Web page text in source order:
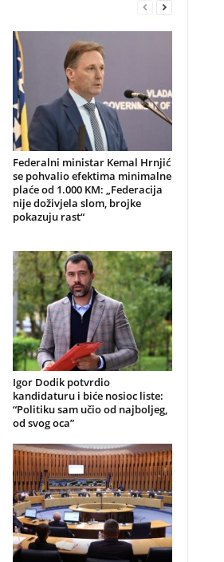
Federalni ministar Kemal Hrnjić
se pohvalio efektima minimalne
plaće od 1.000 KM: „Federacija
nije doživjela slom, brojke
pokazuju rast“
Igor Dodik potvrdio
kandidaturu i biće nosioc liste:
“Politiku sam učio od najboljeg,
od svog oca”